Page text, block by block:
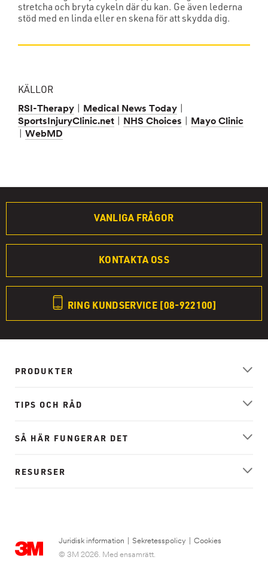
stretcha och bryta cykeln där du kan. Ge även lederna
stöd med en linda eller en skena för att skydda dig.
KÄLLOR
RSI-Therapy | Medical News Today |
SportsInjuryClinic.net | NHS Choices | Mayo Clinic
| WebMD
VANLIGA FRÅGOR
KONTAKTA OSS
RING KUNDSERVICE [08-922100]
PRODUKTER
TIPS OCH RÅD
SÅ HÄR FUNGERAR DET
RESURSER
Juridisk information Sekretesspolicy
Cookies
© 3M 2026. Med ensamrätt.